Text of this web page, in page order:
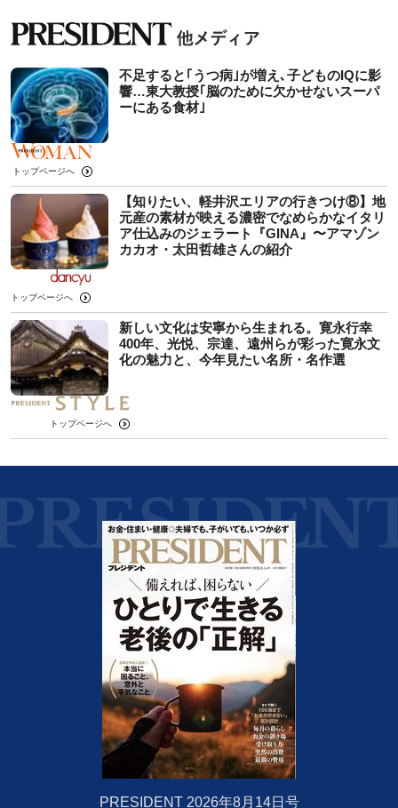
不足すると｢うつ病｣が増え､子どものIQに影
響…東大教授｢脳のために欠かせないスーパ
ーにある食材｣
トップページへ
【知りたい、軽井沢エリアの行きつけ⑧】地
元産の素材が映える濃密でなめらかなイタリ
ア仕込みのジェラート『GINA』〜アマゾン
カカオ・太田哲雄さんの紹介
トップページへ
新しい文化は安寧から生まれる。寛永行幸
400年、光悦、宗達、遠州らが彩った寛永文
化の魅力と、今年見たい名所・名作選
トップページへ
PRESIDENT 2026年8月14日号